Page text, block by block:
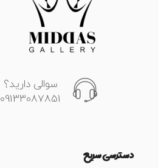
سوالی دارید؟
09133087851
دسترسی سریع